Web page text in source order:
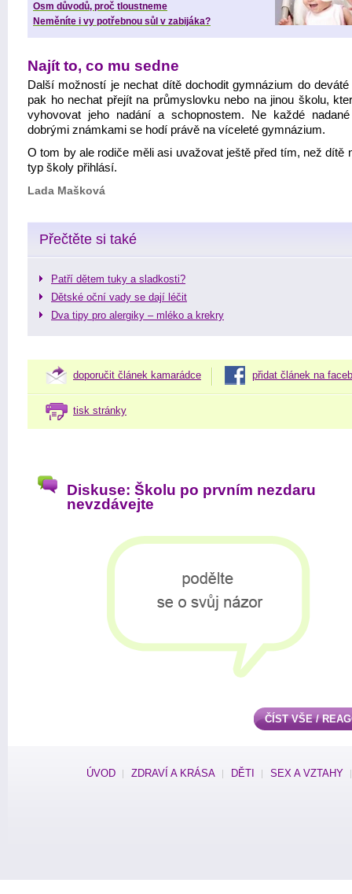
Osm důvodů, proč tloustneme
Neměníte i vy potřebnou sůl v zabijáka?
Najít to, co mu sedne
Další možností je nechat dítě dochodit gymnázium do
pak ho nechat přejít na průmyslovku nebo na jinou školu,
vyhovovat jeho nadání a schopnostem. Ne každé
dobrými známkami se hodí právě na víceleté gymnázium.
O tom by ale rodiče měli asi uvažovat ještě před tím, než dítě
typ školy přihlásí.
Lada Mašková
Přečtěte si také
Patří dětem tuky a sladkosti?
Dětské oční vady se dají léčit
Dva tipy pro alergiky – mléko a krekry
doporučit článek kamarádce přidat článek na
tisk stránky
Diskuse: Školu po prvním nezdaru
nevzdávejte
ČÍST VŠE /
ÚVOD ZDRAVÍ A KRÁSA DĚTI SEX A VZTAHY